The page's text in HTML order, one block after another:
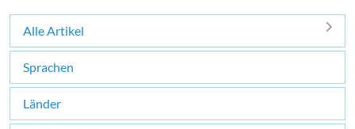
Alle Artikel
Sprachen
Länder